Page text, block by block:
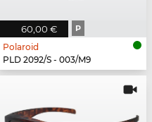
60,00 € P
Polaroid
PLD 2092/S - 003/M9